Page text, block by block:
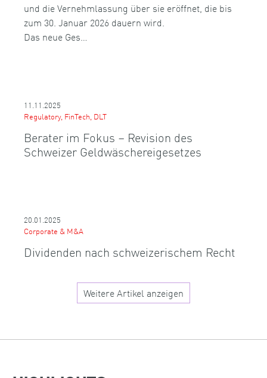
und die Vernehmlassung über sie eröffnet, die bis
zum 30. Januar 2026 dauern wird.
Das neue Ges…
11.11.2025
Regulatory, FinTech, DLT
Berater im Fokus – Revision des
Schweizer Geldwäschereigesetzes
20.01.2025
Corporate & M&A
Dividenden nach schweizerischem Recht
Weitere Artikel anzeigen